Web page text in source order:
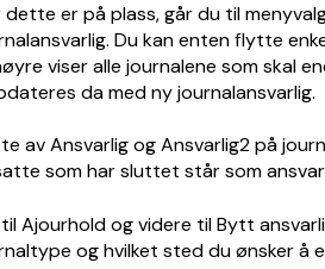
dette er på plass, går du til
Du kan enten flytte
viser alle journalene som skal
da med ny journalansvarlig.
av Ansvarlig og Ansvarlig2 på
som har sluttet står som
Ajourhold og videre til Bytt
og hvilket sted du ønsker å